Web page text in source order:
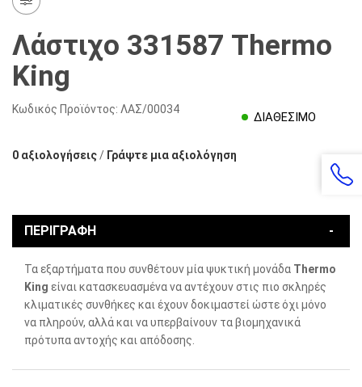
Λάστιχο 331587 Thermo
King
Κωδικός Προϊόντος: ΛΑΣ/00034
ΔΙΑΘΕΣΙΜΟ
0 αξιολογήσεις/ Γράψτε μια αξιολόγηση
ΠΕΡΙΓΡΑΦΗ
Τα εξαρτήματα που συνθέτουν μία ψυκτική μονάδα Thermo
King είναι κατασκευασμένα να αντέχουν στις πιο σκληρές
κλιματικές συνθήκες και έχουν δοκιμαστεί ώστε όχι μόνο
να πληρούν, αλλά και να υπερβαίνουν τα βιομηχανικά
πρότυπα αντοχής και απόδοσης.